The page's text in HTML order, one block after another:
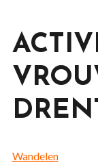
Wandelen